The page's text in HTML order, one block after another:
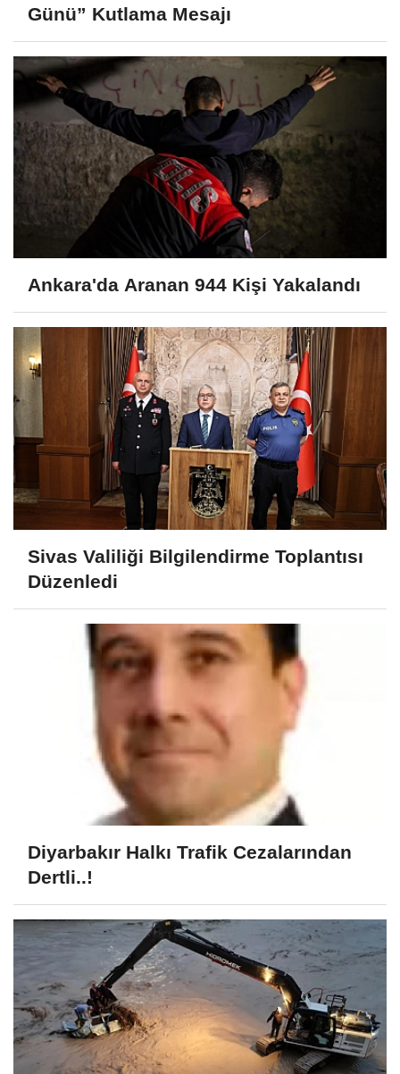
Günü” Kutlama Mesajı
Ankara'da Aranan 944 Kişi Yakalandı
Sivas Valiliği Bilgilendirme Toplantısı
Düzenledi
Diyarbakır Halkı Trafik Cezalarından
Dertli..!